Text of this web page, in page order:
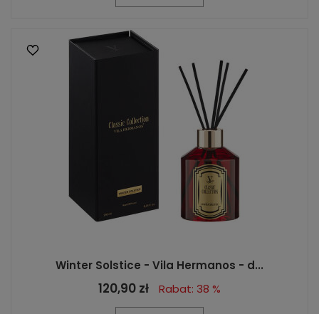
Winter Solstice - Vila Hermanos - d...
120,90 zł Rabat: 38 %